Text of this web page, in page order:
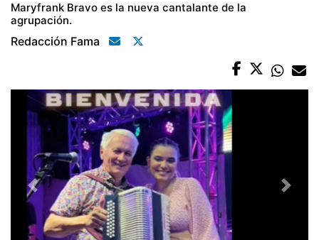
Maryfrank Bravo es la nueva cantalante de la
agrupación.
Redacción Fama